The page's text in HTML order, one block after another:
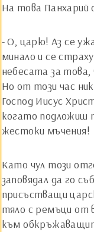
На това Панхарий
- О, царю! Аз се
минало и се
небесата за това,
Но от този час
Господ Иисус
когато подложиш
жестоки мъчения!
Като чул този
заповядал да го
присъстващи
тяло с ремъци от
към